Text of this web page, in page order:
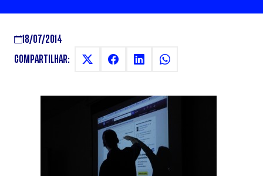
18/07/2014
COMPARTILHAR: